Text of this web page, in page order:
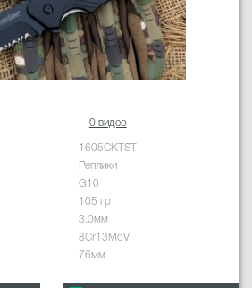
0 видео
1605CKTST
Реплики
G10
105 гр
3.0мм
8Cr13MoV
76мм